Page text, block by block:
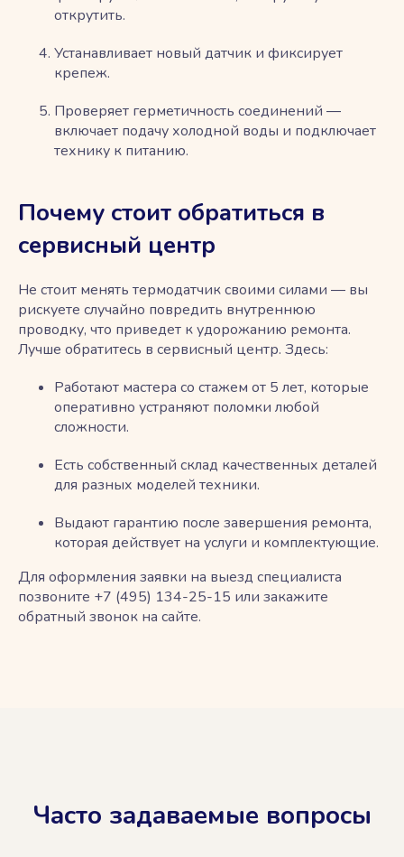
открутить.
Устанавливает новый датчик и фиксирует
крепеж.
Проверяет герметичность соединений ―
включает подачу холодной воды и подключает
технику к питанию.
Почему стоит обратиться в
сервисный центр
Не стоит менять термодатчик своими силами ― вы
рискуете случайно повредить внутреннюю
проводку, что приведет к удорожанию ремонта.
Лучше обратитесь в сервисный центр. Здесь:
Работают мастера со стажем от 5 лет, которые
оперативно устраняют поломки любой
сложности.
Есть собственный склад качественных деталей
для разных моделей техники.
Выдают гарантию после завершения ремонта,
которая действует на услуги и комплектующие.
Для оформления заявки на выезд специалиста
позвоните +7 (495) 134-25-15 или закажите
обратный звонок на сайте.
Часто задаваемые вопросы